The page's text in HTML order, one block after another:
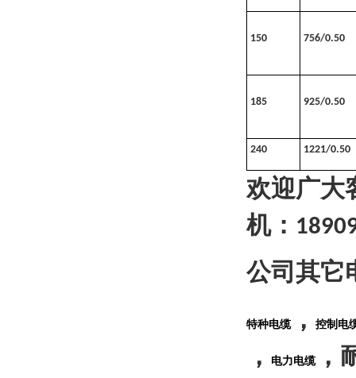
150 756/0.50
185 925/0.50
240 1221/0.50
欢迎广大
机：
公司其它
特种电缆， 控制电
， 电力电缆，